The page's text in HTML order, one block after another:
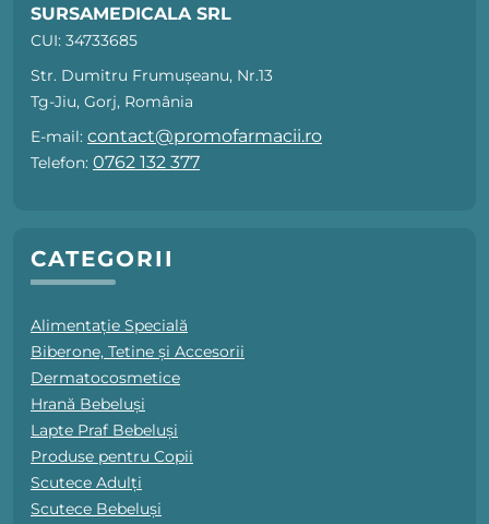
SURSAMEDICALA SRL
CUI: 34733685
Str. Dumitru Frumușeanu, Nr.13
Tg-Jiu, Gorj, România
E-mail: contact@promofarmacii.ro
Telefon: 0762 132 377
CATEGORII
Alimentație Specială
Biberone, Tetine și Accesorii
Dermatocosmetice
Hrană Bebeluși
Lapte Praf Bebeluși
Produse pentru Copii
Scutece Adulți
Scutece Bebeluși